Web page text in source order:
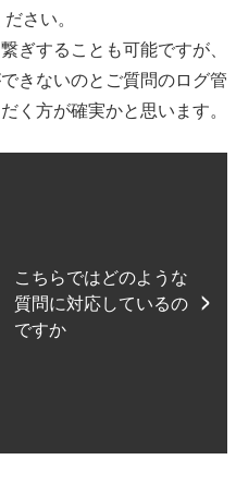
さい。
ぎすることも可能ですが、
きないのとご質問のログ管
く方が確実かと思います。
こちらではどのような
質問に対応しているの
ですか